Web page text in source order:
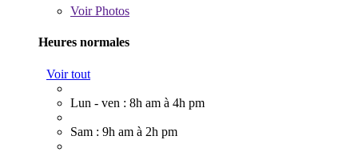
VoirPhotos
Heures normales
Voir tout
Lun - ven : 8h am à 4h pm
Sam : 9h am à 2h pm